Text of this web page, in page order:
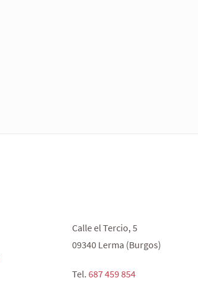
Calle el Tercio, 5
09340 Lerma (Burgos)
Tel. 687 459 854‬